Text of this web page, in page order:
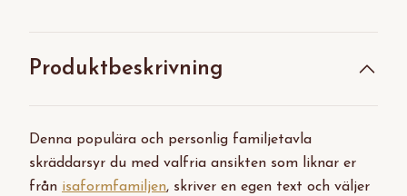
Produktbeskrivning
Denna populära och personlig familjetavla
skräddarsyr du med valfria ansikten som liknar er
från isaformfamiljen, skriver en egen text och väljer